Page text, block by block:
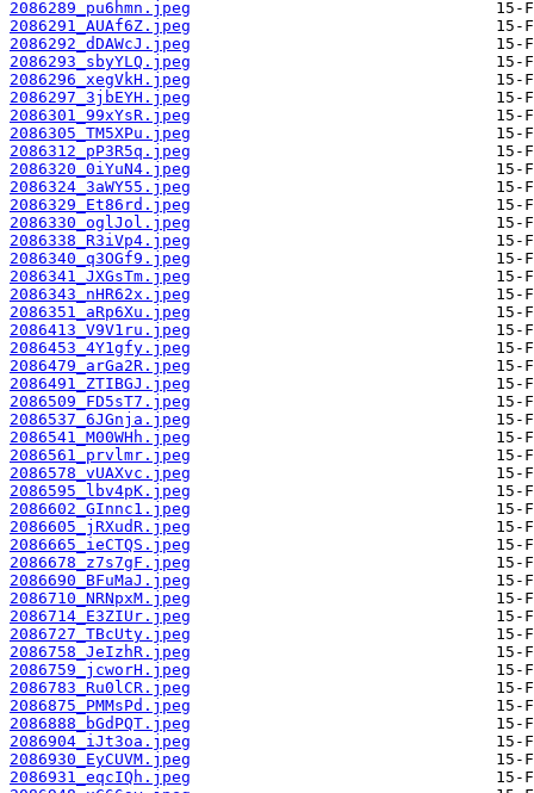
2086289_pu6hmn.jpeg
2086291_AUAf6Z.jpeg
2086292_dDAWcJ.jpeg
2086293_sbyYLQ.jpeg
2086296_xegVkH.jpeg
2086297_3jbEYH.jpeg
2086301_99xYsR.jpeg
2086305_TM5XPu.jpeg
2086312_pP3R5q.jpeg
2086320_0iYuN4.jpeg
2086324_3aWY55.jpeg
2086329_Et86rd.jpeg
2086330_oglJol.jpeg
2086338_R3iVp4.jpeg
2086340_q3OGf9.jpeg
2086341_JXGsTm.jpeg
2086343_nHR62x.jpeg
2086351_aRp6Xu.jpeg
2086413_V9V1ru.jpeg
2086453_4Y1gfy.jpeg
2086479_arGa2R.jpeg
2086491_ZTIBGJ.jpeg
2086509_FD5sT7.jpeg
2086537_6JGnja.jpeg
2086541_M00WHh.jpeg
2086561_prvlmr.jpeg
2086578_vUAXvc.jpeg
2086595_lbv4pK.jpeg
2086602_GInnc1.jpeg
2086605_jRXudR.jpeg
2086665_ieCTQS.jpeg
2086678_z7s7gF.jpeg
2086690_BFuMaJ.jpeg
2086710_NRNpxM.jpeg
2086714_E3ZIUr.jpeg
2086727_TBcUty.jpeg
2086758_JeIzhR.jpeg
2086759_jcworH.jpeg
2086783_Ru0lCR.jpeg
2086875_PMMsPd.jpeg
2086888_bGdPQT.jpeg
2086904_iJt3oa.jpeg
2086930_EyCUVM.jpeg
2086931_eqcIQh.jpeg